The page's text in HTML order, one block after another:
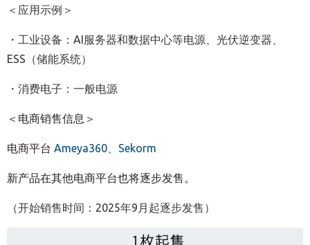
＜应用示例＞
・工业设备：AI服务器和数据中心等电源、光伏逆变器、
ESS（储能系统）
・消费电子：一般电源
＜电商销售信息＞
电商平台 Ameya360 Sekorm
新产品在其他电商平台也将逐步发售。
（开始销售时间：2025年9月起逐步发售）